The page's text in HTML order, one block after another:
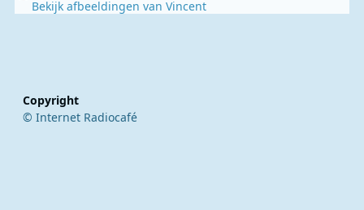
Bekijk afbeeldingen van Vincent
Copyright
© Internet Radiocafé